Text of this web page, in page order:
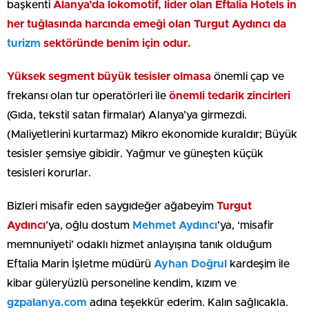
başkenti Alanya’da lokomotif, lider olan Eftalia Hotels in
her tuğlasında harcında emeği olan Turgut Aydıncı da
turizm sektöründe benim için odur.
Yüksek segment büyük tesisler olmasa önemli çap ve
frekansı olan tur operatörleri ile önemli tedarik zincirleri
(Gıda, tekstil satan firmalar) Alanya’ya girmezdi.
(Maliyetlerini kurtarmaz) Mikro ekonomide kuraldır; Büyük
tesisler şemsiye gibidir. Yağmur ve güneşten küçük
tesisleri korurlar.
Bizleri misafir eden saygıdeğer ağabeyim Turgut
Aydıncı’ya, oğlu dostum Mehmet Aydıncı’ya, ‘misafir
memnuniyeti’ odaklı hizmet anlayışına tanık olduğum
Eftalia Marin İşletme müdürü Ayhan Doğrul
kardeşim ile
kibar güleryüzlü personeline kendim, kızım ve
gzpalanya.com adına teşekkür ederim. Kalın sağlıcakla.